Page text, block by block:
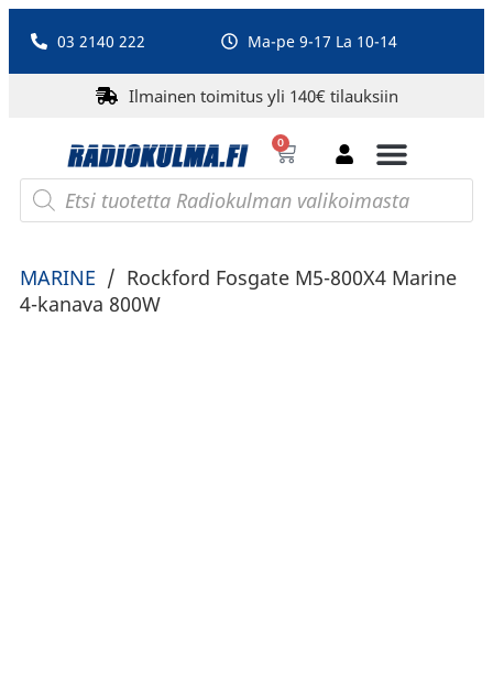
03 2140 222 Ma-pe 9-17 La 10-14
Ilmainen toimitus yli 140€ tilauksiin
0
MARINE / Rockford Fosgate M5-800X4 Marine
4-kanava 800W